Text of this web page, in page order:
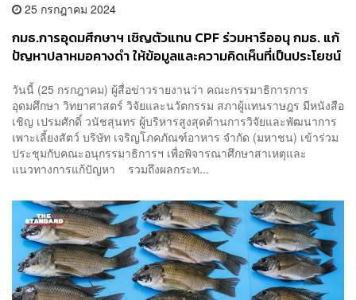
25 กรกฎาคม 2024
กมธ.การอุดมศึกษาฯ เชิญตัวแทน CPF ร่วมหารืออนุ กมธ. แก้
ปัญหาปลาหมอคางดำ ให้ข้อมูลและความคิดเห็นที่เป็นประโยชน์
วันนี้ (25 กรกฎาคม) ผู้สื่อข่าวรายงานว่า คณะกรรมาธิการการ
อุดมศึกษา วิทยาศาสตร์ วิจัยและนวัตกรรม สภาผู้แทนราษฎร มีหนังสือ
เชิญ เปรมศักดิ์ วนัชสุนทร ผู้บริหารสูงสุดด้านการวิจัยและพัฒนาการ
เพาะเลี้ยงสัตว์ บริษัท เจริญโภคภัณฑ์อาหาร จำกัด (มหาชน) เข้าร่วม
ประชุมกับคณะอนุกรรมาธิการฯ เพื่อพิจารณาศึกษาสาเหตุและ
แนวทางการแก้ปัญหา รวมถึงผลกระท...